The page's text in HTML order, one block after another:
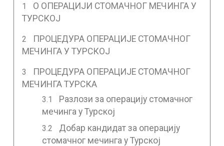
О ОПЕРАЦИЈИ СТОМАЧНОГ МЕЧИНГА У
ТУРСКОЈ
ПРОЦЕДУРА ОПЕРАЦИЈЕ СТОМАЧНОГ
МЕЧИНГА У ТУРСКОЈ
ПРОЦЕДУРА ОПЕРАЦИЈЕ СТОМАЧНОГ
МЕЧИНГА ТУРСКА
Разлози за операцију стомачног
мечинга у Турској
Добар кандидат за операцију
стомачног мечинга у Турској